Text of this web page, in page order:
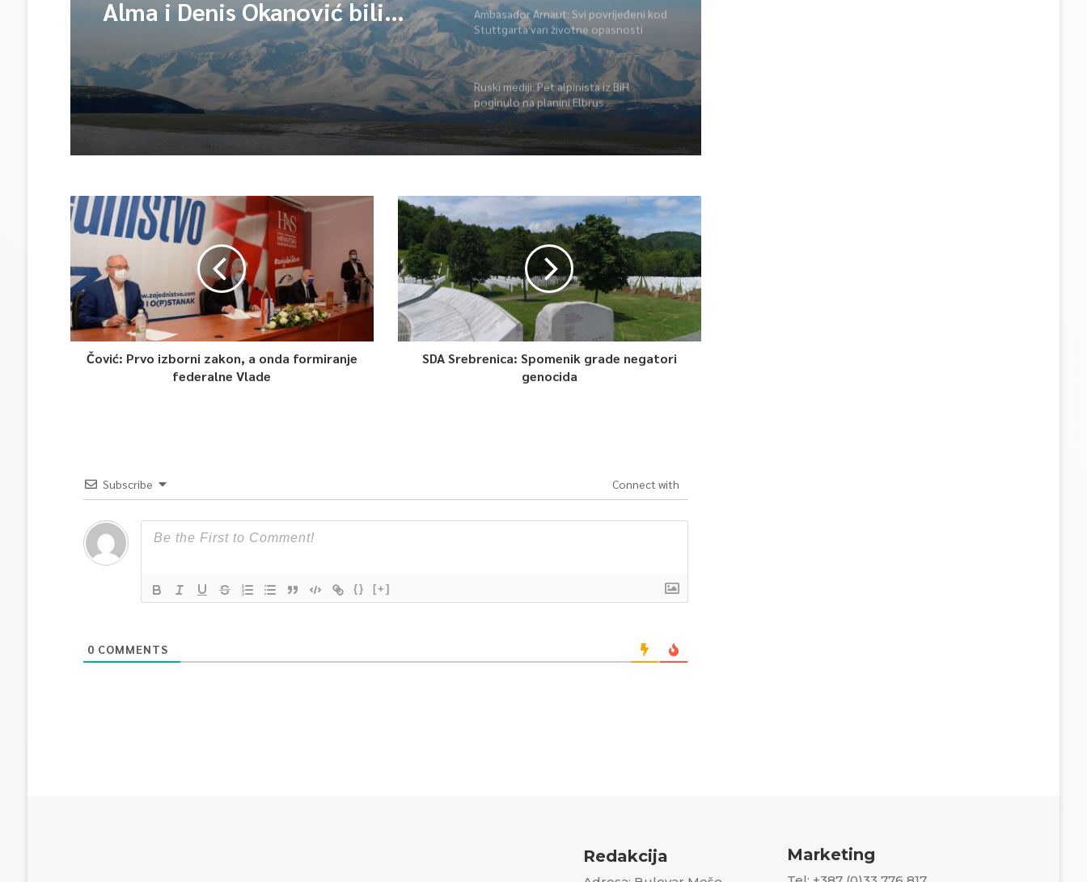
Alma i Denis Okanović bili
supružnici, spasioci traže još
jedno tijelo
Ambasador Arnaut: Svi povrijeđeni kod
Stuttgarta van životne opasnosti
Ruski mediji: Pet alpinista iz BiH
poginulo na planini Elbrus
Čović: Prvo izborni zakon, a onda formiranje
federalne Vlade
SDA Srebrenica: Spomenik grade negatori
genocida
Subscribe Connect with
{} [+]
0 COMMENTS
Redakcija Marketing